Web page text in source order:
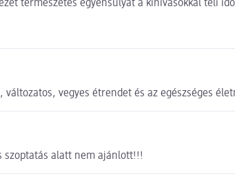
természetes egyensúlyát a kihívásokkal teli
vegyes étrendet és az egészséges
szoptatás alatt nem ajánlott!!!